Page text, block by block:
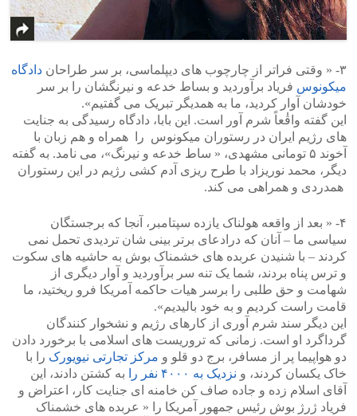
۳- « وقتی فراتر از چارچوب های دیپلماسی، بر سر طراحان
دادگاه
میکونوس فریاد برآوردید و بساط خدعه و نیرنگشان را بر سر
خودشان آوار کردید، ما به همدیگر تبریک می گفتیم».
این گفته واقٰٰعاً شرم آور است. این بابا، دادگاه رسیدگی به جنایت
های رژیم ایران در رستوران میکونوس را همراه و هم زبان با
آخوند ۵ تومانی مشهدی، « ساط خدعه و نیرنگ»، می نامد. به گفته
دیگر، محمد نوریزاد با طرح ریزی آدم کشی رژیم در این رستوران
همدردی و همراهی می کند.
۴- « بعد از واقعه هولناک یازده سپتامبر، آنجا که برجستگان
سیاسی ما – آنان که درادعای برتر بینی شان تردیدی تحمل نمی
کردند – با شنیدن عربده های خشمناک بوش به حاشیه های سکوت
و ترس پناه بردند، شما یک تنه سر برآوردید و آوار دیگری از
شهامت و حق طلبی را برسر هیات حاکمه آمریکا فرو ریختید، ما
قامت راست کردیم و به خود بالیدیم».
این دیگر سند شرم آوری از کارهای رژیم و نشخوار کنندگان
گرداگرد او است. زمانی که تروریست های اسلامی با برخورد دادن
دو هواپیما پر از مسافر، برج دو قلو و مرکز تجارتی نیویورک را با
خاک یکسان کردند، و نزدیک به ۴۰۰۰ نفر را
به کشتن دادند، این
آقای اسلام زده و جاده صاف کن خامنه ای جنایت کار، اعتراض و
فریاد ژرژ بوش رئیس جمهور آمریکا را « عربده های خشمناک